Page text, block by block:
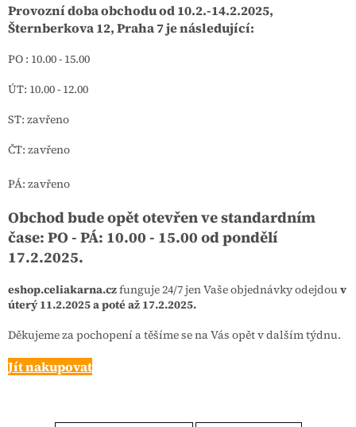
Provozní doba obchodu od 10.2.-14.2.2025,
Šternberkova 12, Praha 7 je následující:
PO : 10.00 - 15.00
ÚT: 10.00 - 12.00
ST: zavřeno
ČT: zavřeno
PÁ: zavřeno
Obchod bude opět otevřen ve standardním
čase: PO - PÁ: 10.00 - 15.00 od pondělí
17.2.2025.
eshop.celiakarna.czfunguje 24/7 jen Vaše objednávky odejdouv
úterý 11.2.2025 a poté až 17.2.2025.
Děkujeme za pochopení a těšíme se na Vás opět v dalším týdnu.
Jít nakupovat